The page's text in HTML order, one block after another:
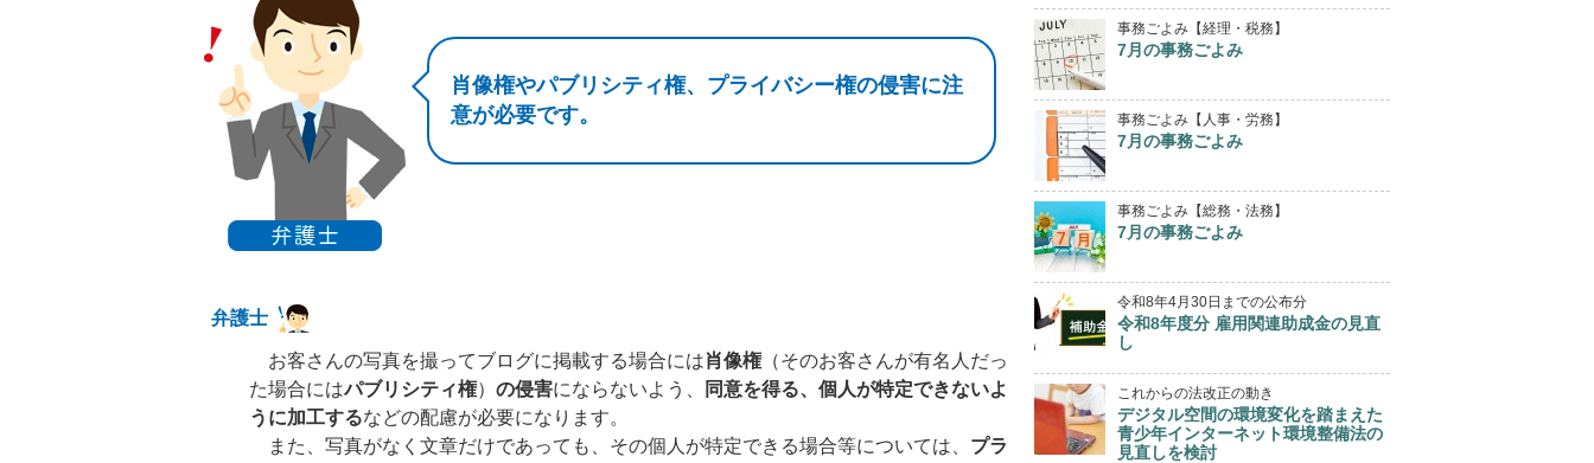
肖像権やパブリシティ権、プライバシー権の侵害に注
意が必要です。
弁護士
お客さんの写真を撮ってブログに掲載する場合には肖像権（そのお客さんが有名人だっ
た場合にはパブリシティ権） の侵害にならないよう、
同意を得る、個人が特定できないよ
うに加工するなどの配慮が必要になります。
また、写真がなく文章だけであっても、その個人が特定できる場合等については、 プラ
事務ごよみ【経理・税務】
7月の事務ごよみ
事務ごよみ【人事・労務】
7月の事務ごよみ
事務ごよみ【総務・法務】
7月の事務ごよみ
令和8年4月30日までの公布分
令和8年度分 雇用関連助成金の見直
し
これからの法改正の動き
デジタル空間の環境変化を踏まえた
青少年インターネット環境整備法の
見直しを検討